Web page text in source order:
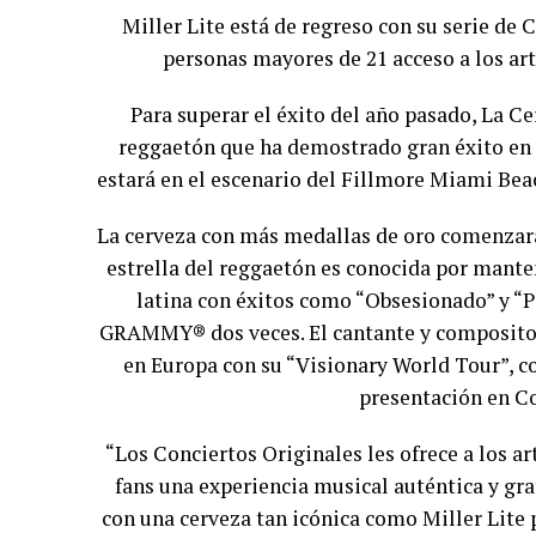
Miller Lite está de regreso con su serie de
personas mayores de 21 acceso a los
Para superar el éxito del año pasado, La
reggaetón que ha demostrado gran éxito
estará en el escenario del Fillmore Miami
La cerveza con más medallas de oro
estrella del reggaetón es conocida por
latina con éxitos como “Obsesionado” y
GRAMMY® dos veces. El cantante y
en Europa con su “Visionary World Tour”,
presentación en
“Los Conciertos Originales les ofrece a los
fans una experiencia musical auténtica y
con una cerveza tan icónica como Miller